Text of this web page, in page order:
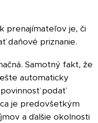
prenajímateľov je, či
daňové priznanie.
Samotný fakt, že
automaticky
podať
je predovšetkým
a ďalšie okolnosti